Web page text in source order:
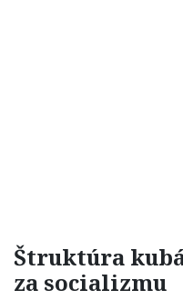
Štruktúra
za socializmu